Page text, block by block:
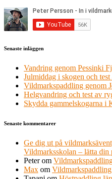
Senaste inläggen
Vandring genom Pessinki
Julmiddag i skogen och
Vildmarkspaddling genom
Helgvandring och test av
Skydda gammelskogarna i
Senaste kommentarer
Ge dig ut på
Vildmarksskolan – lätta din
Peterom
Max om